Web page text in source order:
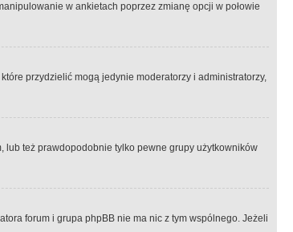
w ankietach poprzez zmianę opcji w połowie
przydzielić mogą jedynie moderatorzy i administratorzy,
lub też prawdopodobnie tylko pewne grupy użytkowników
forum i grupa phpBB nie ma nic z tym wspólnego. Jeżeli